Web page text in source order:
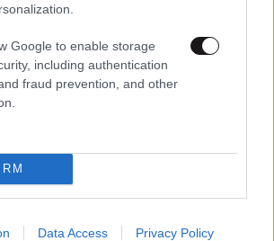
Google to enable storage
including authentication
fraud prevention, and other
Data Access Privacy Policy
ΣΧΟΛΙΟ ΣΑΣ